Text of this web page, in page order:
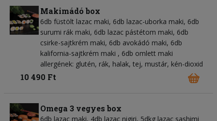
Makimádó box
6db füstölt lazac maki, 6db lazac-uborka maki, 6db
surumi rák maki, 6db lazac pástétom maki, 6db
csirke-sajtkrém maki, 6db avokádó maki, 6db
kalifornia-sajtkrém maki , 6db omlett maki
allergének: glutén, rák, halak, tej, mustár, kén-dioxid
10 490 Ft
Omega 3 vegyes box
6db lazac maki, 4db lazac nigiri, 5dkg lazac sashimi